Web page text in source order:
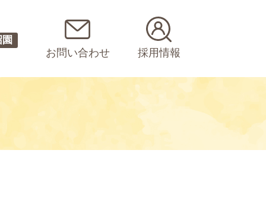
お問い合わせ 採用情報